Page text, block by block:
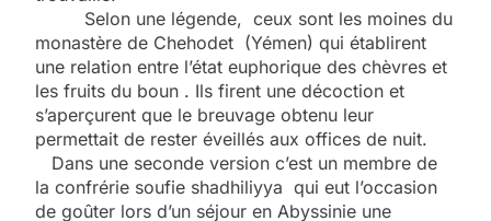
Selon une légende, ceux sont les moines du
monastère de Chehodet (Yémen) qui établirent
une relation entre l’état euphorique des chèvres et
les fruits du boun . Ils firent une décoction et
s’aperçurent que le breuvage obtenu leur
permettait de rester éveillés aux offices de nuit.
Dans une seconde version c’est un membre de
la confrérie soufie shadhiliyya qui eut l’occasion
de goûter lors d’un séjour en Abyssinie une